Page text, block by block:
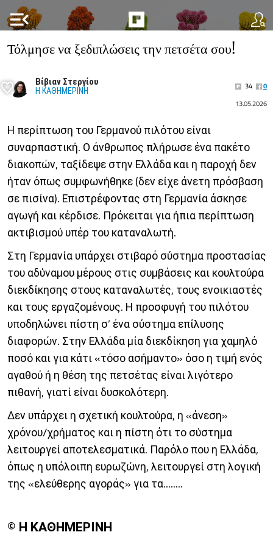
menu_open
Τόλμησε να ξεδιπλώσεις την πετσέτα σου!
Βίβιαν Στεργίου
Η ΚΑΘΗΜΕΡΙΝΗ 34
0
13.05.2026
Η περίπτωση του Γερμανού πιλότου είναι
συναρπαστική. Ο άνθρωπος πλήρωσε ένα πακέτο
διακοπών, ταξίδεψε στην Ελλάδα και η παροχή δεν
ήταν όπως συμφωνήθηκε (δεν είχε άνετη πρόσβαση
σε πισίνα). Επιστρέφοντας στη Γερμανία άσκησε
αγωγή και κέρδισε. Πρόκειται για ήπια περίπτωση
ακτιβισμού υπέρ του καταναλωτή.
Στη Γερμανία υπάρχει στιβαρό σύστημα προστασίας
του αδύναμου μέρους στις συμβάσεις και κουλτούρα
διεκδίκησης στους καταναλωτές, τους ενοικιαστές
και τους εργαζομένους. Η προσφυγή του πιλότου
υποδηλώνει πίστη σ’ ένα σύστημα επίλυσης
διαφορών. Στην Ελλάδα μία διεκδίκηση για χαμηλό
ποσό και για κάτι «τόσο ασήμαντο» όσο η τιμή ενός
αγαθού ή η θέση της πετσέτας είναι λιγότερο
πιθανή, γιατί είναι δυσκολότερη.
Δεν υπάρχει η σχετική κουλτούρα, η «άνεση»
χρόνου/χρήματος και η πίστη ότι το σύστημα
λειτουργεί αποτελεσματικά. Παρόλο που η Ελλάδα,
όπως η υπόλοιπη ευρωζώνη, λειτουργεί στη λογική
της «ελεύθερης αγοράς» για τα........
© Η ΚΑΘΗΜΕΡΙΝΗ